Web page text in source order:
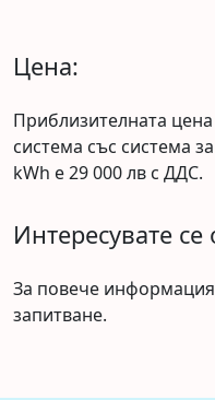
Цена:
Приблизителната
система със система
kWh е 29 000 лв с ДДС.
Интересувате се
За повече
запитване.